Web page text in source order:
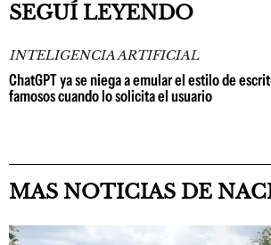
SEGUÍ LEYENDO
INTELIGENCIA ARTIFICIAL
ChatGPT ya se niega a emular el estilo de
famosos cuando lo solicita el usuario
MAS NOTICIAS DE